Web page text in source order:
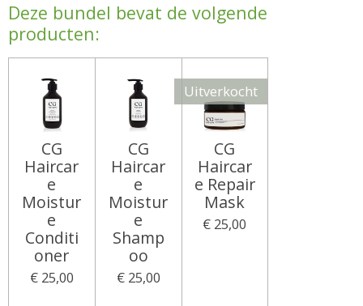
Deze bundel bevat de volgende
producten:
CG
Haircar
e
Moistur
e
Conditi
oner
€ 25,00
CG
Haircar
e
Moistur
e
Shamp
oo
€ 25,00
Uitverkocht
CG
Haircar
e Repair
Mask
€ 25,00